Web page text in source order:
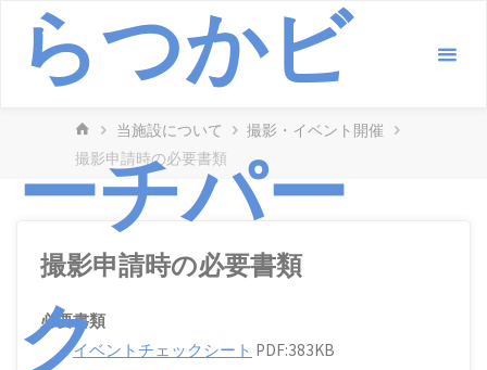
らつかビ
ーチパー
ク
ホ
ー
ム
当施設について
撮影・イベント開催
撮影申請時の必要書類
撮影申請時の必要書類
必要書類
イベントチェックシート PDF:383KB